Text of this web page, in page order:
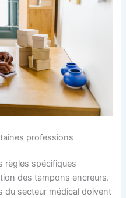
professions
règles spécifiques
des tampons encreurs.
du secteur médical doivent